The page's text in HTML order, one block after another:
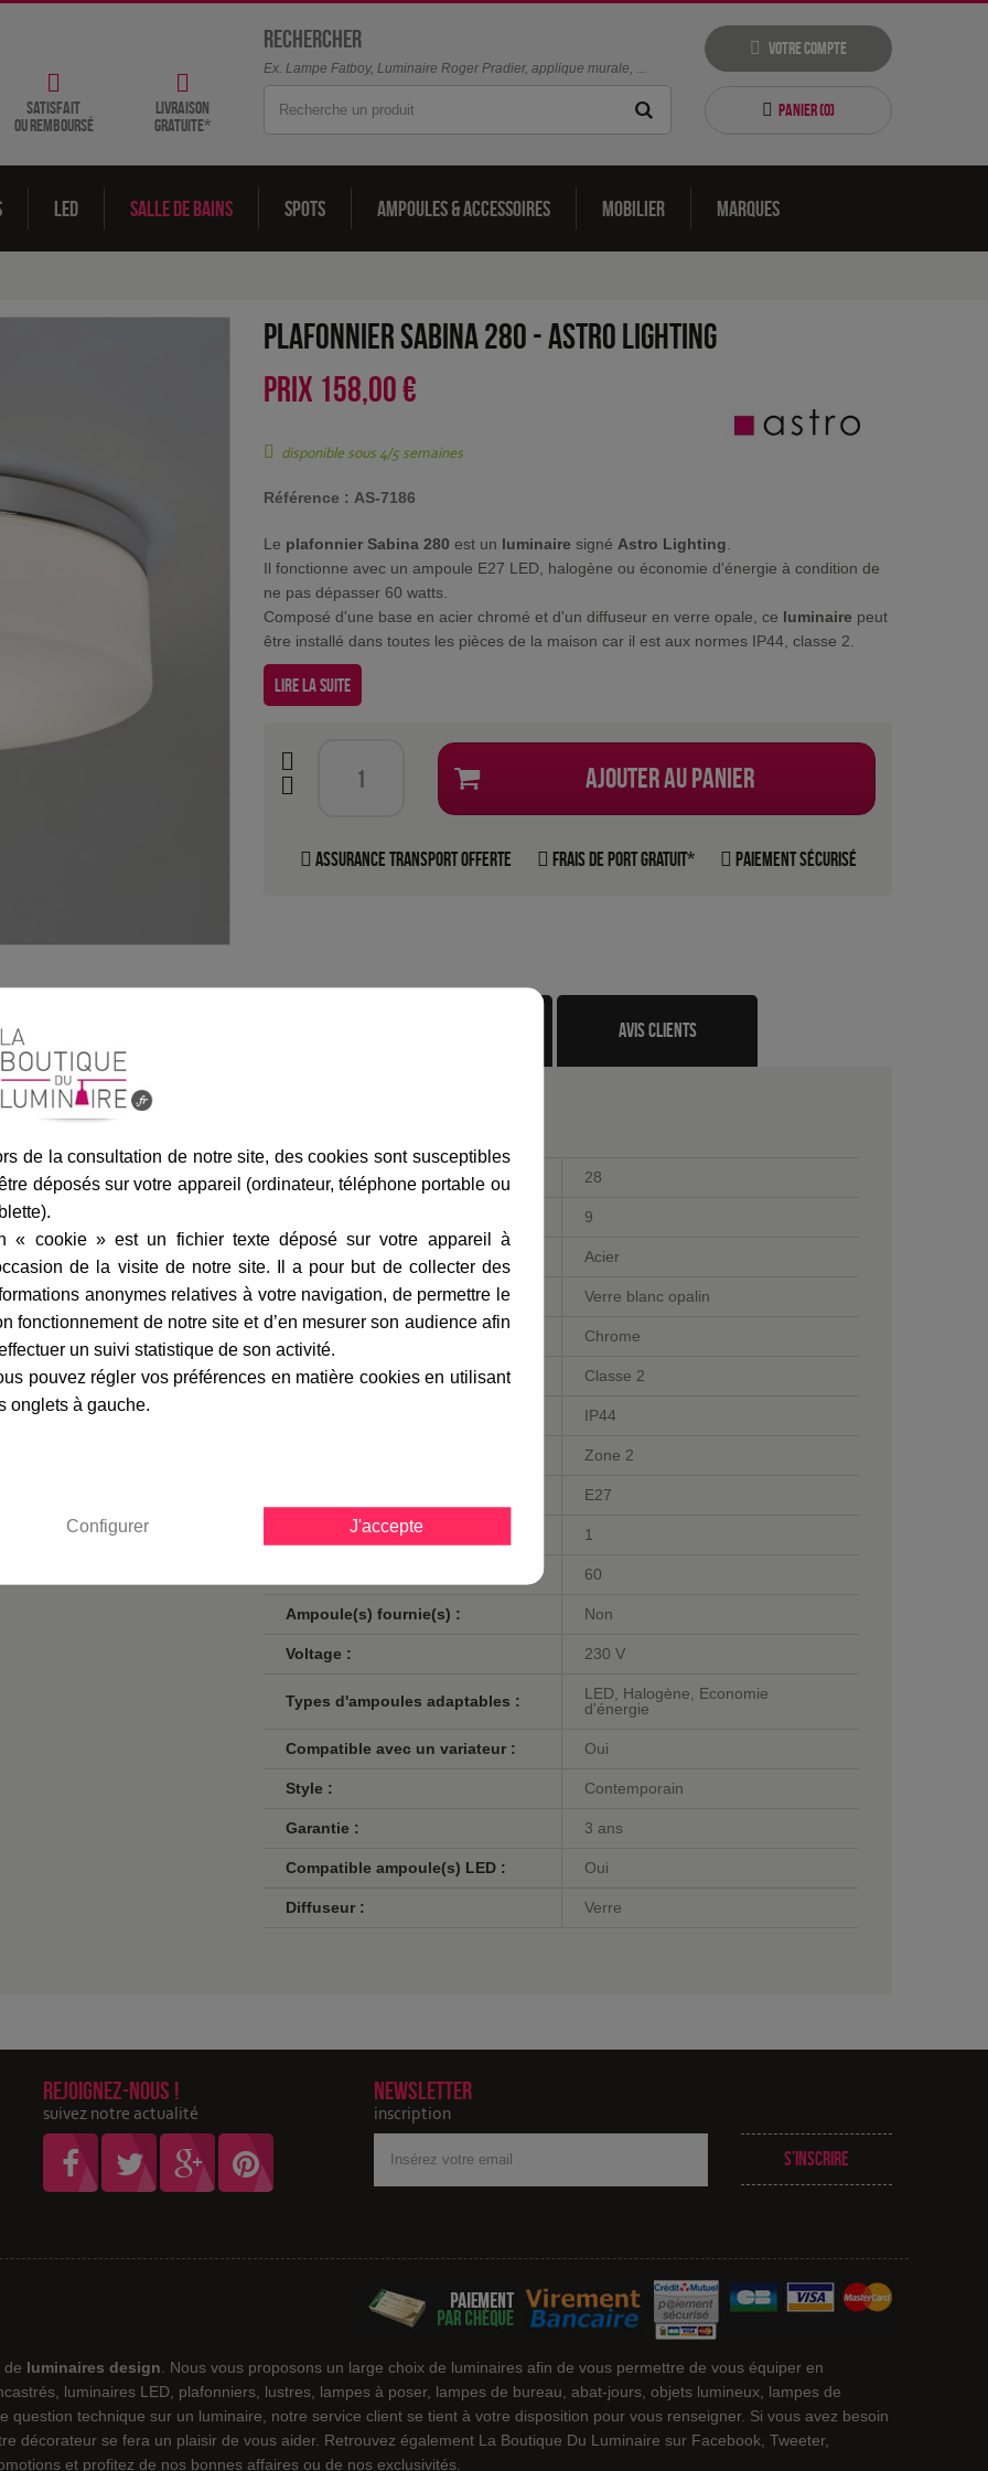
satisfait
ou remboursé
livraison
gratuite*
Rechercher
Ex. Lampe Fatboy, Luminaire Roger Pradier, applique murale, ...
Votre compte
Panier (0)
LED Salle de bains Spots Ampoules & accessoires Mobilier Marques
Plafonnier Sabina 280 -Astro Lighting
PRIX 158,00 €
disponible sous 4/5 semaines
Référence : AS-7186
Le plafonnier Sabina 280 est un luminaire signé Astro Lighting
Il fonctionne avec un ampoule E27 LED, halogène ou économie d'énergie à condition de
ne pas dépasser 60 watts.
Composé d'une base en acier chromé et d'un diffuseur en verre opale, ce luminaire peut
être installé dans toutes les pièces de la maison car il est aux normes IP44, classe 2.
Lire la suite
Ajouter au panier
Assurance transport offerte Frais de port gratuit* Paiement sécurisé
marque avis clients
de montage, la
ceplafonnier salle de bain
Il vous suffit simplement de
client
Largeur en cm : 28
9
Acier
Matière du diffuseur : Verre blanc opalin
Chrome
Classe : Classe 2
IP44
Zone 2
E27
Nombre d'ampoules : 1
60
Ampoule(s) fournie(s) : Non
Voltage : 230 V
Types d'ampoules adaptables :
LED, Halogène, Economie
d'énergie
Compatible avec un variateur : Oui
Style : Contemporain
Garantie : 3 ans
Compatible ampoule(s) LED : Oui
Diffuseur : Verre
Rejoignez-nous !
suivez notre actualité
Newsletter
inscription
adresse
S’inscrire
de luminaires design . Nous vous proposons un large choix de luminaires afin de vous permettre de vous équiper en
luminaires LED, plafonniers, lustres, lampes à poser, lampes de bureau, abat-jours, objets lumineux, lampes de
question technique sur un luminaire, notre service client se tient à votre disposition pour vous renseigner. Si vous avez besoin
décorateur se fera un plaisir de vous aider. Retrouvez également La Boutique Du Luminaire sur Facebook, Tweeter,
et profitez de nos bonnes affaires ou de nos exclusivités.
de la consultation de notre site, des cookies sont susceptibles
déposés sur votre appareil (ordinateur, téléphone portable ou
« cookie » est un fichier texte déposé sur votre appareil à
de la visite de notre site. Il a pour but de collecter des
anonymes relatives à votre navigation, de permettre le
fonctionnement de notre site et d’en mesurer son audience afin
un suivi statistique de son activité.
pouvez régler vos préférences en matière cookies en utilisant
onglets à gauche.
Configurer J'accepte